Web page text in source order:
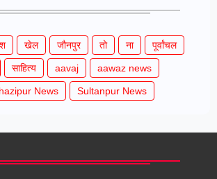
खेल जौनपुर तो ना पूर्वांचल
साहित्य aavaj aawaz news
News Sultanpur News